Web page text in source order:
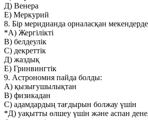
Д) Венера
Е) Меркурий
8. Бір меридианда орналасқан
*А) Жергілікті
В) белдеулік
С) декреттік
Д) жаздық
Е) Гринвингтік
9. Астрономия пайда болды:
А) қызығушылықтан
В) физикадан
С) адамдардың тағдырын болжау үшін
*Д) уақытты өлшеу үшін және аспан